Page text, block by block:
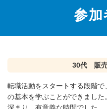
参加
30代 販売
転職活動をスタートする段階
の基本を学ぶことができまし